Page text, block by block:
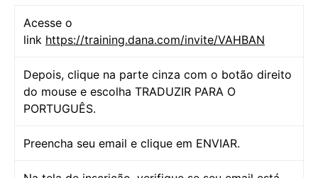
Acesse o
link https://training.dana.com/invite/VAHBAN
Depois, clique na parte cinza com o botão direito
do mouse e escolha TRADUZIR PARA O
PORTUGUÊS.
Preencha seu email e clique em ENVIAR.